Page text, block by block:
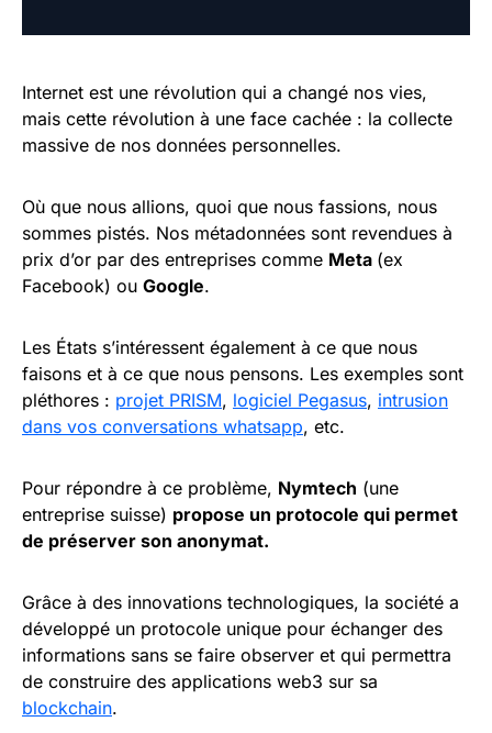
Internet est une révolution qui a changé nos vies,
mais cette révolution à une face cachée : la collecte
massive de nos données personnelles.
Où que nous allions, quoi que nous fassions, nous
sommes pistés. Nos métadonnées sont revendues à
prix d’or par des entreprises comme Meta (ex
Facebook) ou Google.
Les États s’intéressent également à ce que nous
faisons et à ce que nous pensons. Les exemples sont
pléthores : projet PRISM, logiciel Pegasus, intrusion
dans vos conversations whatsapp, etc.
Pour répondre à ce problème, Nymtech (une
entreprise suisse) propose un protocole qui permet
de préserver son anonymat.
Grâce à des innovations technologiques, la société a
développé un protocole unique pour échanger des
informations sans se faire observer et qui permettra
de construire des applications web3 sur sa
blockchain.